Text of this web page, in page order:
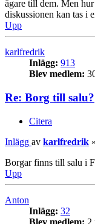
ägare till dem. Men
diskussionen kan tas i
Upp
karlfredrik
Inlägg: 913
Blev medlem:
Re: Borg till salu?
Citera
Inlägg av karlfredrik »
Borgar finns till salu i
Upp
Anton
Inlägg: 32
Blev medlem: 2